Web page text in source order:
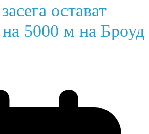
остават
5000 м на Броуд